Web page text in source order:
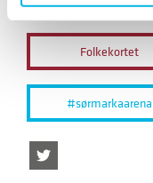
Folkekortet
#sørmarkaarena